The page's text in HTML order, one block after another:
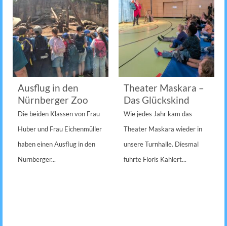
Ausflug in den
Nürnberger Zoo
Die beiden Klassen von Frau
Huber und Frau Eichenmüller
haben einen Ausflug in den
Nürnberger...
Theater Maskara –
Das Glückskind
Wie jedes Jahr kam das
Theater Maskara wieder in
unsere Turnhalle. Diesmal
führte Floris Kahlert...